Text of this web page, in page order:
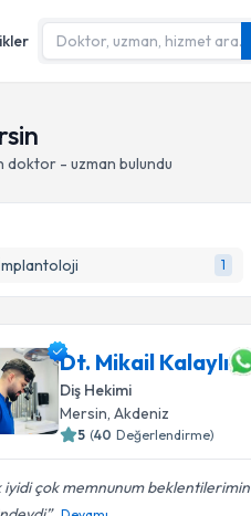
doktor - uzman bulundu
1
Dt. Mikail Kalaylı
Diş Hekimi
Mersin, Akdeniz
5 (40 Değerlendirme)
iyidi çok memnunum beklentilerimin